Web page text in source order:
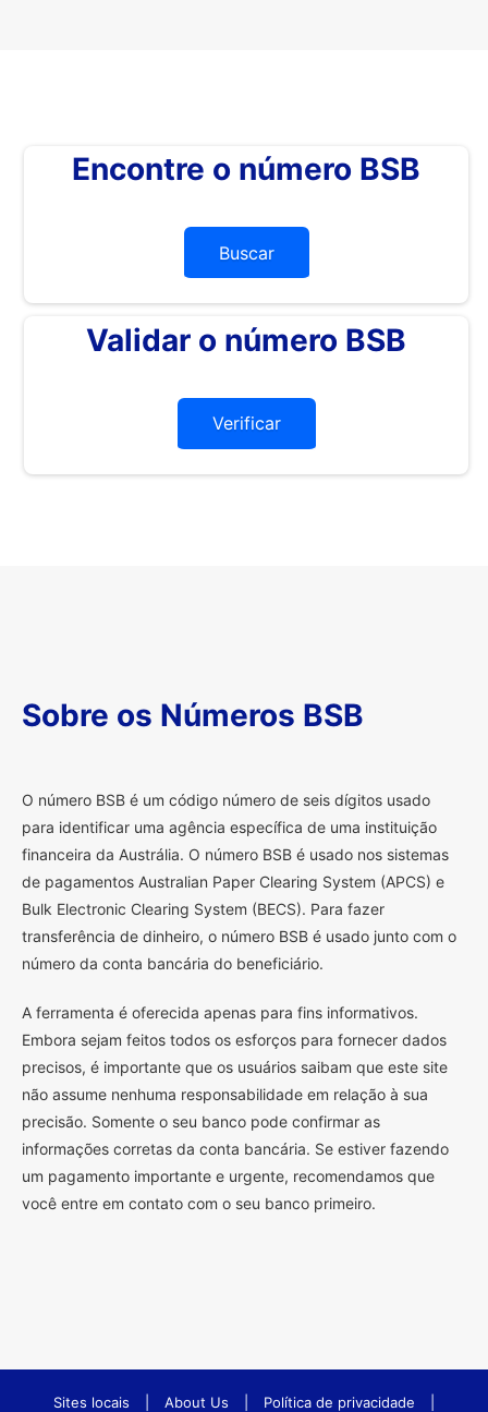
Encontre o número BSB
Buscar
Validar o número BSB
Verificar
Sobre os Números BSB
O número BSB é um código número de seis dígitos usado
para identificar uma agência específica de uma instituição
financeira da Austrália. O número BSB é usado nos sistemas
de pagamentos Australian Paper Clearing System (APCS) e
Bulk Electronic Clearing System (BECS). Para fazer
transferência de dinheiro, o número BSB é usado junto com o
número da conta bancária do beneficiário.
A ferramenta é oferecida apenas para fins informativos.
Embora sejam feitos todos os esforços para fornecer dados
precisos, é importante que os usuários saibam que este site
não assume nenhuma responsabilidade em relação à sua
precisão. Somente o seu banco pode confirmar as
informações corretas da conta bancária. Se estiver fazendo
um pagamento importante e urgente, recomendamos que
você entre em contato com o seu banco primeiro.
Sites locais About Us Política de privacidade